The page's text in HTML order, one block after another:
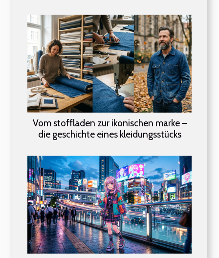
Vom stoffladen zur ikonischen marke –
die geschichte eines kleidungsstücks